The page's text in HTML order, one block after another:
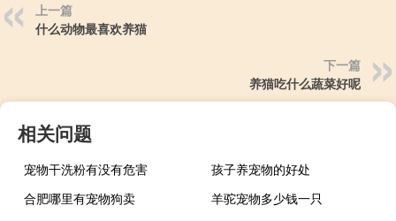
上一篇
什么动物最喜欢养猫
下一篇
养猫吃什么蔬菜好呢
相关问题
宠物干洗粉有没有危害
孩子养宠物的好处
合肥哪里有宠物狗卖
羊驼宠物多少钱一只